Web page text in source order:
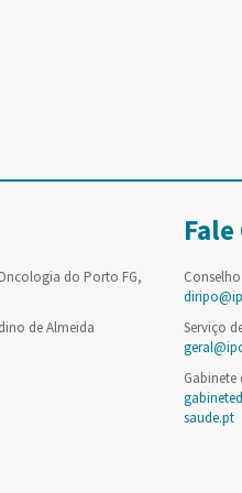
do Porto FG,
de Almeida
Serviço
saude.pt